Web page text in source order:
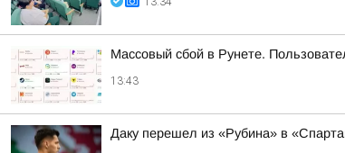
Массовый сбой в Рунете.
13:43
Даку перешел из «Рубина» в